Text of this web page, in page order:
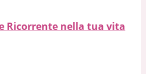
Ricorrente nella tua vita